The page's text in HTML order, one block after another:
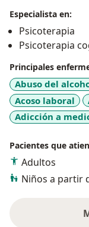
Especialista en:
Psicoterapia
Psicoterapia
Principales
Abuso del
Acoso laboral
Adicción a
Pacientes que
Adultos
Niños a partir